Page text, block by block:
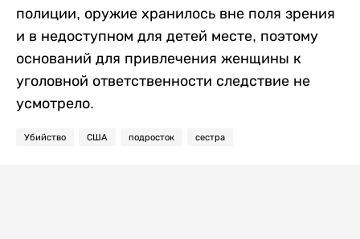
полиции, оружие хранилось вне поля зрения
и в недоступном для детей месте, поэтому
оснований для привлечения женщины к
уголовной ответственности следствие не
усмотрело.
Убийство США подросток сестра